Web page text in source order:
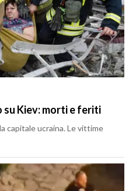
Kiev: morti e feriti
capitale ucraina. Le vittime